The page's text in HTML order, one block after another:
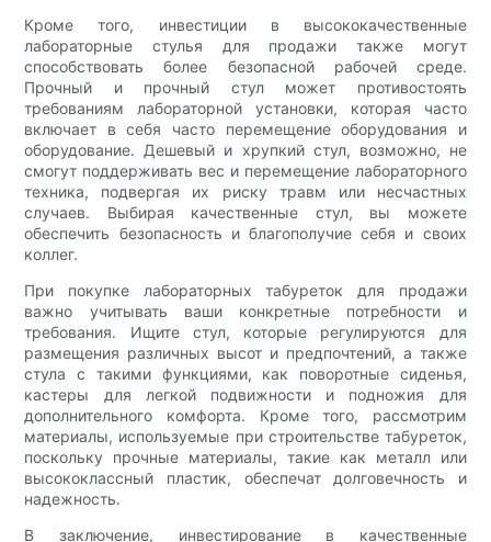
Кроме того, инвестиции в высококачественные
лабораторные стулья для продажи также могут
способствовать более безопасной рабочей среде.
Прочный и прочный стул может противостоять
требованиям лабораторной установки, которая часто
включает в себя часто перемещение оборудования и
оборудование. Дешевый и хрупкий стул, возможно, не
смогут поддерживать вес и перемещение лабораторного
техника, подвергая их риску травм или несчастных
случаев. Выбирая качественные стул, вы можете
обеспечить безопасность и благополучие себя и своих
коллег.
При покупке лабораторных табуреток для продажи
важно учитывать ваши конкретные потребности и
требования. Ищите стул, которые регулируются для
размещения различных высот и предпочтений, а также
стула с такими функциями, как поворотные сиденья,
кастеры для легкой подвижности и подножия для
дополнительного комфорта. Кроме того, рассмотрим
материалы, используемые при строительстве табуреток,
поскольку прочные материалы, такие как металл или
высококлассный пластик, обеспечат долговечность и
надежность.
В заключение, инвестирование в качественные